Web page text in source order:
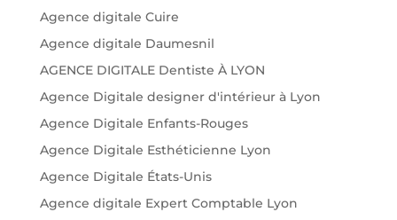
Agence digitale Cuire
Agence digitale Daumesnil
AGENCE DIGITALE Dentiste À LYON
Agence Digitale designer d'intérieur à Lyon
Agence Digitale Enfants-Rouges
Agence Digitale Esthéticienne Lyon
Agence Digitale États-Unis
Agence digitale Expert Comptable Lyon